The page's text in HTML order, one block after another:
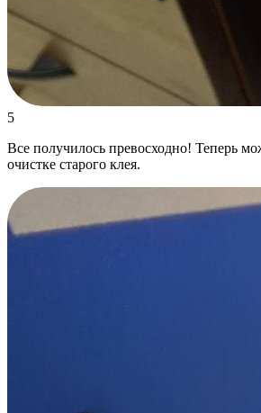
5
Все получилось превосходно! Теперь
очистке старого клея.